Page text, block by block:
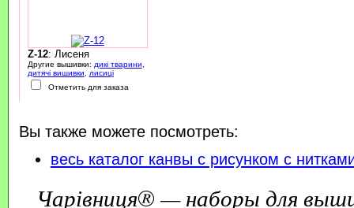
Z-12: Лисеня
Другие вышивки: дикі тварини
дитячі вишивки
лисиці
Отметить для заказа
Вы также можете посмотреть:
весь каталог канвы с рисунком с
Чарівниця® — наборы для